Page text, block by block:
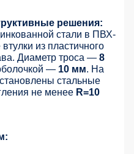
решения:
стали в ПВХ-
из пластичного
Диаметр троса — 8
— 10 мм. На
стальные
не менее R=10